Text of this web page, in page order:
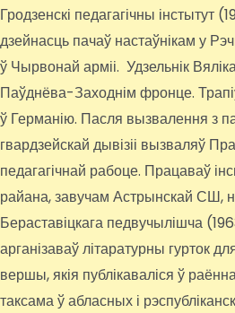
Гродзенскі педагагічны інстытут
дзейнасць пачаў настаўнікам у
ў Чырвонай арміі. Удзельнік
Паўднёва-Заходнім фронце.
ў Германію. Пасля вызвалення з
гвардзейскай дывізіі вызваляў
педагагічнай рабоце. Працаваў
райана, завучам Астрынскай СШ,
Бераставіцкага педвучылішча
арганізаваў літаратурны гурток
вершы, якія публікаваліся ў
таксама ў абласных і